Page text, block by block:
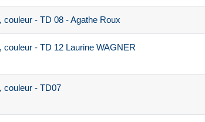
- TD 08 - Agathe Roux
- TD 12 Laurine WAGNER
couleur - TD07